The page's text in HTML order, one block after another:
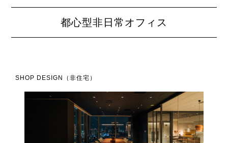
都心型非日常オフィス
SHOP DESIGN（非住宅）